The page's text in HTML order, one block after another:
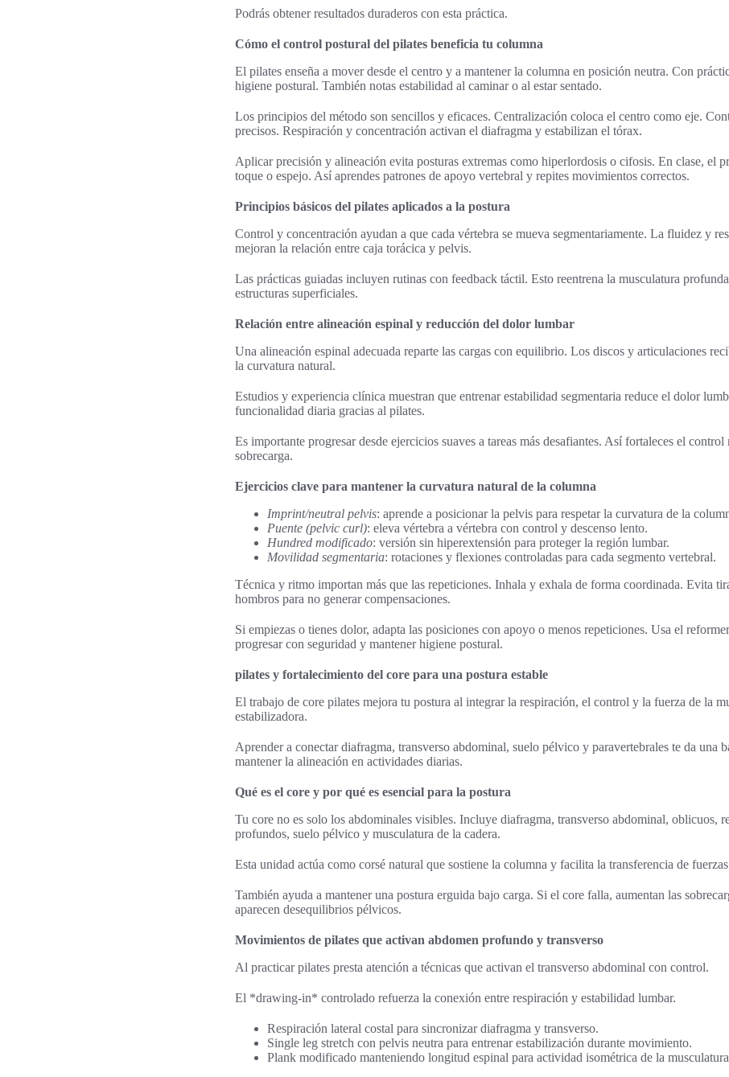
Podrás obtener resultados duraderos con esta práctica.
Cómo el control postural del pilates beneficia tu columna
El pilates enseña a mover desde el centro y a mantener la columna en posición neutra. Con
higiene postural. También notas estabilidad al caminar o al estar sentado.
Los principios del método son sencillos y eficaces. Centralización coloca el centro como eje.
precisos. Respiración y concentración activan el diafragma y estabilizan el tórax.
Aplicar precisión y alineación evita posturas extremas como hiperlordosis o cifosis. En clase, el
toque o espejo. Así aprendes patrones de apoyo vertebral y repites movimientos correctos.
Principios básicos del pilates aplicados a la postura
Control y concentración ayudan a que cada vértebra se mueva segmentariamente. La fluidez y
mejoran la relación entre caja torácica y pelvis.
Las prácticas guiadas incluyen rutinas con feedback táctil. Esto reentrena la musculatura
estructuras superficiales.
Relación entre alineación espinal y reducción del dolor lumbar
Una alineación espinal adecuada reparte las cargas con equilibrio. Los discos y articulaciones
la curvatura natural.
Estudios y experiencia clínica muestran que entrenar estabilidad segmentaria reduce el dolor
funcionalidad diaria gracias al pilates.
Es importante progresar desde ejercicios suaves a tareas más desafiantes. Así fortaleces el
sobrecarga.
Ejercicios clave para mantener la curvatura natural de la columna
Imprint/neutral pelvis: aprende a posicionar la pelvis para respetar la curvatura de la
Puente (pelvic curl): eleva vértebra a vértebra con control y descenso lento.
Hundred modificado: versión sin hiperextensión para proteger la región lumbar.
Movilidad segmentaria: rotaciones y flexiones controladas para cada segmento vertebral.
Técnica y ritmo importan más que las repeticiones. Inhala y exhala de forma coordinada. Evita
hombros para no generar compensaciones.
Si empiezas o tienes dolor, adapta las posiciones con apoyo o menos repeticiones. Usa el
progresar con seguridad y mantener higiene postural.
pilates y fortalecimiento del core para una postura estable
El trabajo de core pilates mejora tu postura al integrar la respiración, el control y la fuerza de la
estabilizadora.
Aprender a conectar diafragma, transverso abdominal, suelo pélvico y paravertebrales te da una
mantener la alineación en actividades diarias.
Qué es el core y por qué es esencial para la postura
Tu core no es solo los abdominales visibles. Incluye diafragma, transverso abdominal, oblicuos,
profundos, suelo pélvico y musculatura de la cadera.
Esta unidad actúa como corsé natural que sostiene la columna y facilita la transferencia de
También ayuda a mantener una postura erguida bajo carga. Si el core falla, aumentan las
aparecen desequilibrios pélvicos.
Movimientos de pilates que activan abdomen profundo y transverso
Al practicar pilates presta atención a técnicas que activan el transverso abdominal con control.
El *drawing-in* controlado refuerza la conexión entre respiración y estabilidad lumbar.
Respiración lateral costal para sincronizar diafragma y transverso.
Single leg stretch con pelvis neutra para entrenar estabilización durante movimiento.
Plank modificado manteniendo longitud espinal para actividad isométrica de la